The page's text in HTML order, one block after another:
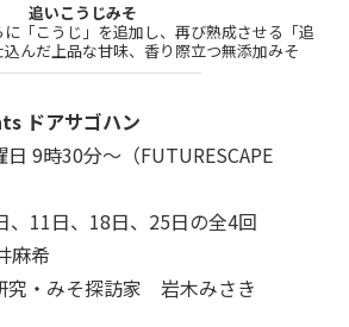
追いこうじみそ
「こうじ」を追加し、再び熟成させる「追
んだ上品な甘味、香り際立つ無添加みそ
ドアサゴハン
9時30分～（FUTURESCAPE
、18日、25日の全4回
麻希
究・みそ探訪家 岩木みさき